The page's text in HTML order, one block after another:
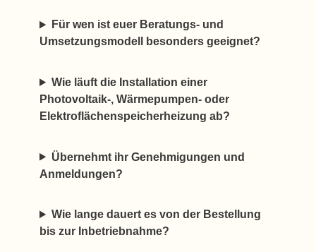
Für wen ist euer Beratungs- und
Umsetzungsmodell besonders geeignet?
Wie läuft die Installation einer
Photovoltaik-, Wärmepumpen- oder
Elektroflächenspeicherheizung ab?
Übernehmt ihr Genehmigungen und
Anmeldungen?
Wie lange dauert es von der Bestellung
bis zur Inbetriebnahme?